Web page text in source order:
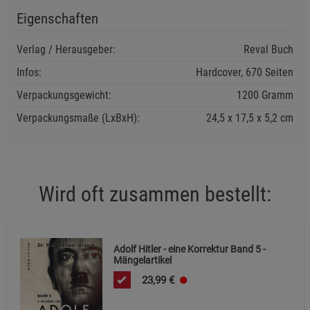
Eigenschaften
Verlag / Herausgeber:
Reval Buch
Infos:
Hardcover, 670 Seiten
Verpackungsgewicht:
1200 Gramm
Verpackungsmaße (LxBxH):
24,5 17,5 5,2 cm
Wird oft zusammen bestellt:
Adolf Hitler - eine Korrektur Band 5 -
Mängelartikel
23,99 €
Funktionale Cookies (1) Funktionale
Cookie-Informationen
Beschreibung Marketing Cookies
Cookie-Informationen